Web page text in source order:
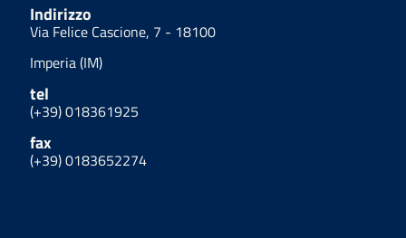
Indirizzo
Via Felice Cascione, 7 - 18100
Imperia (IM)
tel
(+39) 018361925
fax
(+39) 0183652274